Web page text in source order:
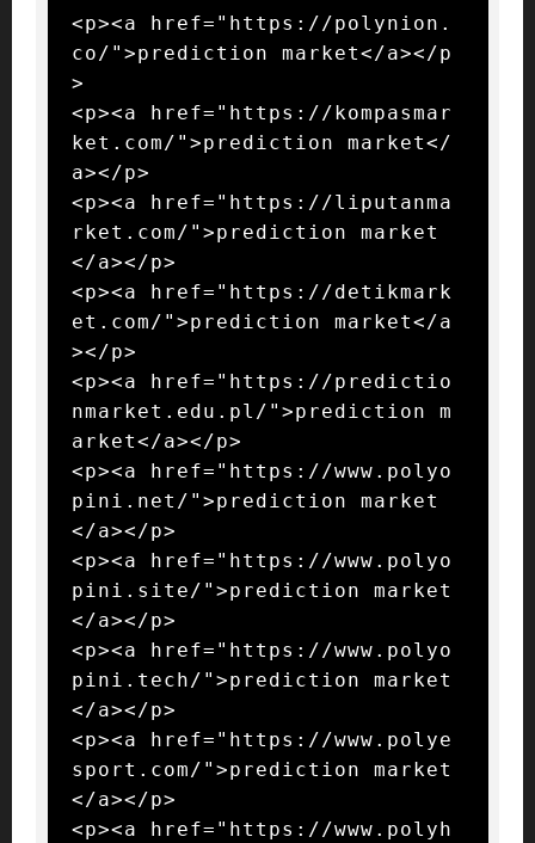
<p><a href="https://polynion.
co/">prediction market</a></p
>
<p><a href="https://kompasmar
ket.com/">prediction market</
a></p>
<p><a href="https://liputanma
rket.com/">prediction market
</a></p>
<p><a href="https://detikmark
et.com/">prediction market</a
></p>
<p><a href="https://predictio
nmarket.edu.pl/">prediction m
arket</a></p>
<p><a href="https://www.polyo
pini.net/">prediction market
</a></p>
<p><a href="https://www.polyo
pini.site/">prediction market
</a></p>
<p><a href="https://www.polyo
pini.tech/">prediction market
</a></p>
<p><a href="https://www.polye
sport.com/">prediction market
</a></p>
<p><a href="https://www.polyh